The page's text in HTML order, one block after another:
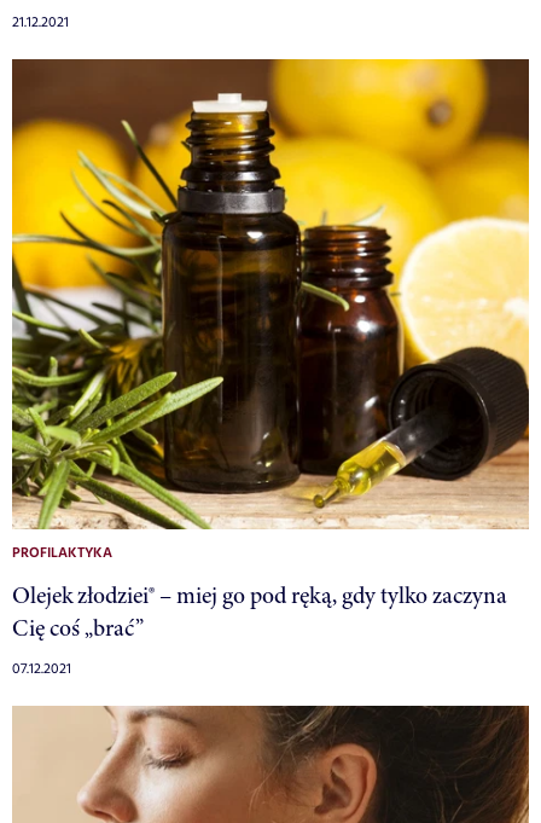
21.12.2021
PROFILAKTYKA
Olejek złodziei® – miej go pod ręką, gdy tylko zaczyna
Cię coś „brać”
07.12.2021